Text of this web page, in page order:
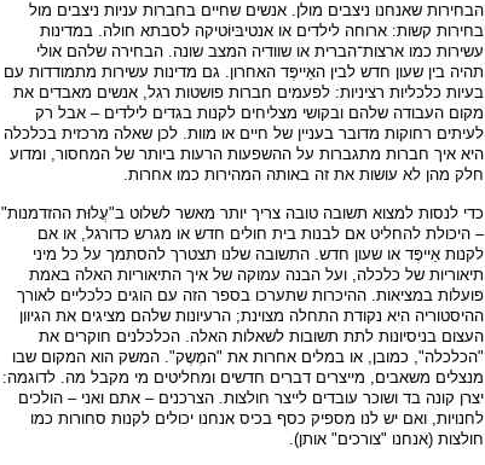
הבחירות שאנחנו ניצבים מולן. אנשים שחיים בחברות עניות ניצבים מול
בחירות קשות: ארוחה לילדים או אנטיבּיוֹטיקה לסבתא חולה. במדינות
עשירות כמו ארצות־הברית או שוודיה המצב שונה. הבחירה שלהם אולי
תהיה בין שעון חדש לבין האַייפֶּד האחרון. גם מדינות עשירות מתמודדות עם
בעיות כלכליות רציניות: לפעמים חברות פושטות רגל, אנשים מאבדים את
מקום העבודה שלהם ובקושי מצליחים לקנות בגדים לילדים – אבל רק
לעיתים רחוקות מדובר בעניין של חיים או מוות. לכן שאלה מרכזית בכלכלה
היא איך חברות מתגברות על ההשפעות הרעות ביותר של המחסור, ומדוע
חלק מהן לא עושות את זה באותה המהירות כמו אחרות.
כדי לנסות למצוא תשובה טובה צריך יותר מאשר לשלוט ב"עֲלוּת ההזדמנות"
– היכולת להחליט אם לבנות בית חולים חדש או מגרש כדורגל, או אם
לקנות אַייפֶּד או שעון חדש. התשובה שלנו תצטרך להסתמך על כל מיני
תיאוריות של כלכלה, ועל הבנה עמוקה של איך התיאוריות האלה באמת
פועלות במציאות. ההיכרות שתערכו בספר הזה עם הוגים כלכליים לאורך
ההיסטוריה היא נקודת התחלה מצוינת; הרעיונות שלהם מציגים את הגיוון
העצום בניסיונות לתת תשובות לשאלות האלה. הכלכלנים חוקרים את
"הכלכלה", כמובן, או במלים אחרות את "המֶשֶק". המשק הוא המקום שבו
מנצלים משאבים, מייצרים דברים חדשים ומחליטים מי מקבל מה. לדוגמה:
יצרן קונה בד ושוכר עובדים לייצר חולצות. הצרכנים – אתם ואני – הולכים
לחנויות, ואם יש לנו מספיק כסף בכיס אנחנו יכולים לקנות סחורות כמו
חולצות (אנחנו "צורכים" אותן).